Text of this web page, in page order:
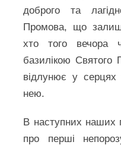
доброго та
Промова, що
хто того вечора
базилікою Святого
відлунює у серцях
нею.
В наступних наших
про перші